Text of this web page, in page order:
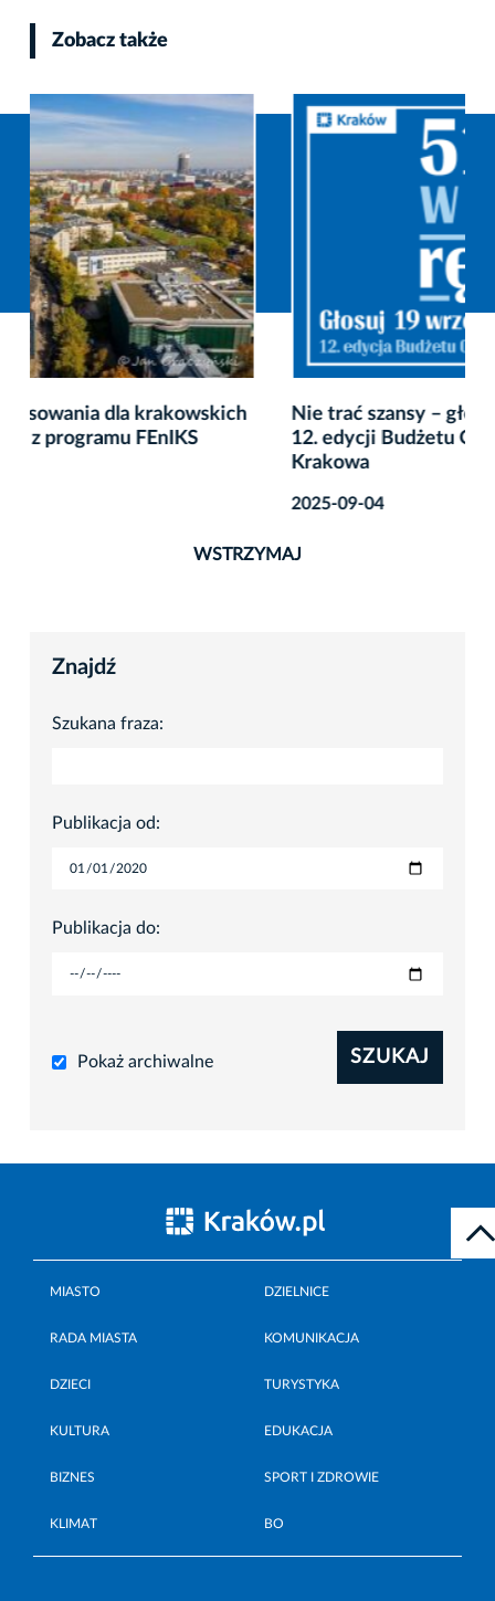
Zobacz także
Nie trać szansy – głosuj, bo warto! Głosowanie w
12. edycji Budżetu Obywatelskiego Miasta
WSTRZYMAJ
Znajdź
Szukana fraza:
Publikacja od:
Publikacja do:
Pokaż archiwalne SZUKAJ
MIASTO DZIELNICE
RADA MIASTA KOMUNIKACJA
DZIECI TURYSTYKA
KULTURA EDUKACJA
BIZNES SPORT I ZDROWIE
KLIMAT BO